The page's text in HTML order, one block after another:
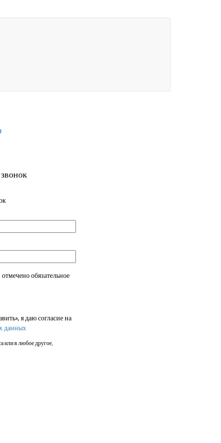
обязательное
я даю согласие на
данных
или в любое другое,